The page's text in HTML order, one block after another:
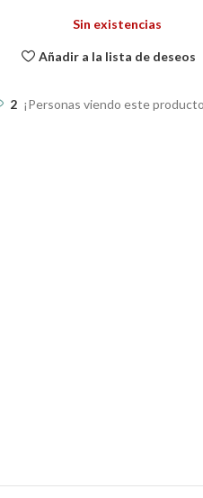
Sin existencias
Añadir a la lista de deseos
2 ¡Personas viendo este